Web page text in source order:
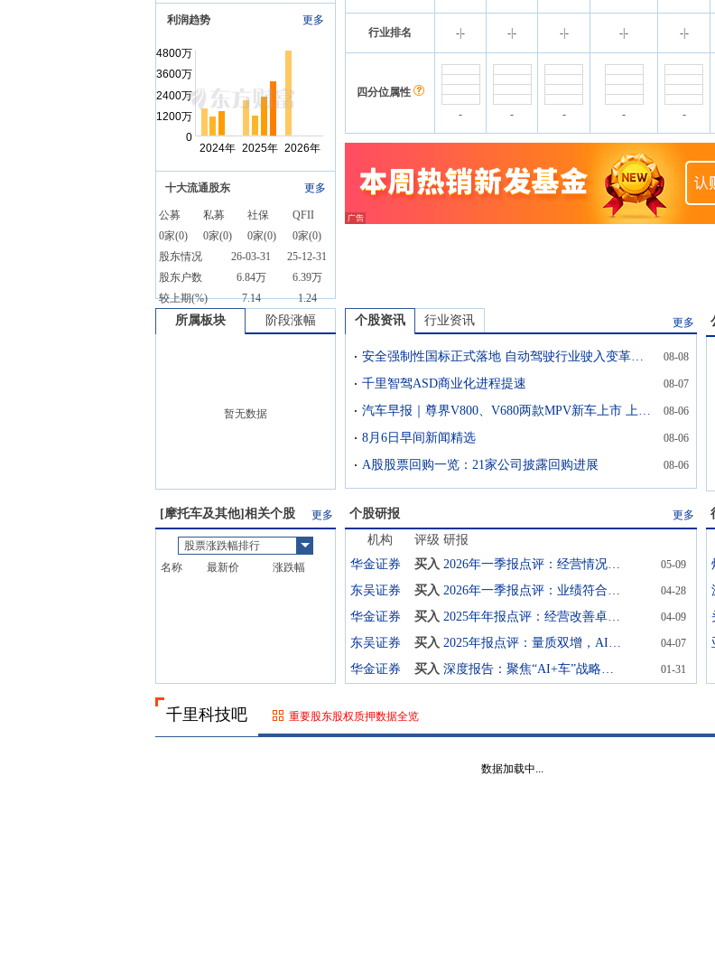
利润趋势 更多
十大流通股东 更多
公募 私募 社保
QFII
0家(0) 0家(0) 0家(0) 0家(0)
股东情况
26-03-31
25-12-31
股东户数
6.84万
6.39万
较上期(%)
7.14 1.24
行业排名 -- -- -|- -- -|-
四分位属性
-
- - - -
所属板块 阶段涨幅
暂无数据
个股资讯 行业资讯 更多
安全强制性国标正式落地 自动驾驶行业驶入变革深水区 08-08
千里智驾ASD商业化进程提速 08-07
汽车早报｜尊界V800、V680两款MPV新车上市 上汽通用完成续约 08-06
8月6日早间新闻精选 08-06
A股股票回购一览：21家公司披露回购进展 08-06
[摩托车及其他]相关个股 更多
股票涨跌幅排行
名称
最新价 涨跌幅
个股研报 更多
机构 评级 研报
华金证券
买入 2026年一季报点评：经营情况持续向好，“AI+车”商业化加速 05-09
东吴证券 买入 2026年一季报点评：业绩符合预期，L4统一架构驱动AI+车商业化提速 04-28
华金证券 买入 2025年年报点评：经营改善卓有成效，“AI+车”战略转型加速 04-09
东吴证券 买入 2025年报点评：量质双增，AI+车商业化加速兑现 04-07
华金证券 买入 深度报告：聚焦“AI+车”战略，智驾驱动未来发展 01-31
千里科技吧 重要股东股权质押数据全览